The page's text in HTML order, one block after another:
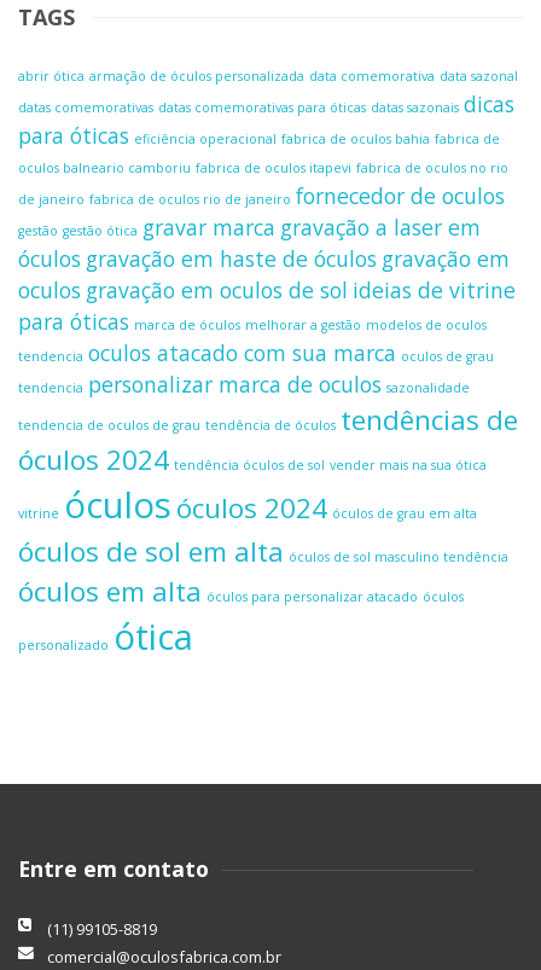
TAGS
abrir ótica armação de óculos personalizada data comemorativa data sazonal
datas comemorativas datas comemorativas para óticas datas sazonais dicas
para óticas eficiência operacional fabrica de oculos bahia fabrica de
oculos balneario camboriu fabrica de oculos itapevi fabrica de oculos no rio
de janeiro fabrica de oculos rio de janeiro fornecedor de oculos
gestão gestão ótica gravar marca gravação a laser em
óculos gravação em haste de óculos gravação em
oculos gravação em oculos de sol ideias de vitrine
para óticas marca de óculos melhorar a gestão modelos de oculos
tendencia oculos atacado com sua marca oculos de grau
tendencia personalizar marca de oculos sazonalidade
tendencia de oculos de grau tendência de óculos tendências de
óculos 2024 tendência óculos de sol vender mais na sua ótica
vitrine óculosóculos 2024 óculos de grau em alta
óculos de sol em alta óculos de sol masculino tendência
óculos em alta óculos para personalizar atacado óculos
personalizado ótica
Entre em contato
(11) 99105-8819
comercial@oculosfabrica.com.br